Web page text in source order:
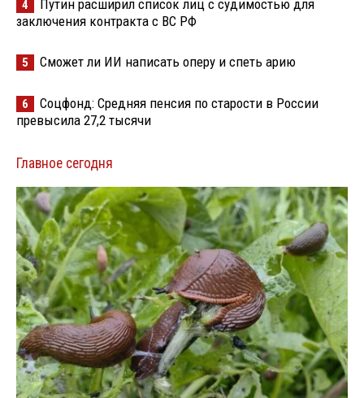
4
Путин расширил список лиц с судимостью для
заключения контракта с ВС РФ
5 Сможет ли ИИ написать оперу и спеть арию
6
Соцфонд: Средняя пенсия по старости в России
превысила 27,2 тысячи
Главное сегодня